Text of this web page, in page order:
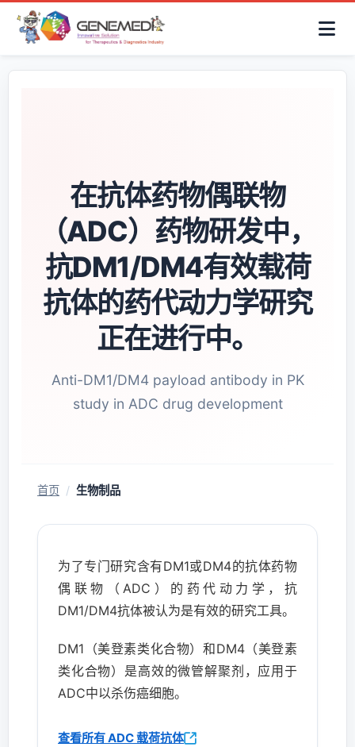
在抗体药物偶联物
（ADC）药物研发中，
抗DM1/DM4有效载荷
抗体的药代动力学研究
正在进行中。
Anti-DM1/DM4 payload antibody in PK
study in ADC drug development
首页 / 生物制品
为了专门研究含有DM1或DM4的抗体药物
偶联物（ADC）的药代动力学，抗
DM1/DM4抗体被认为是有效的研究工具。
DM1（美登素类化合物）和DM4（美登素
类化合物）是高效的微管解聚剂，应用于
ADC中以杀伤癌细胞。
查看所有 ADC 载荷抗体